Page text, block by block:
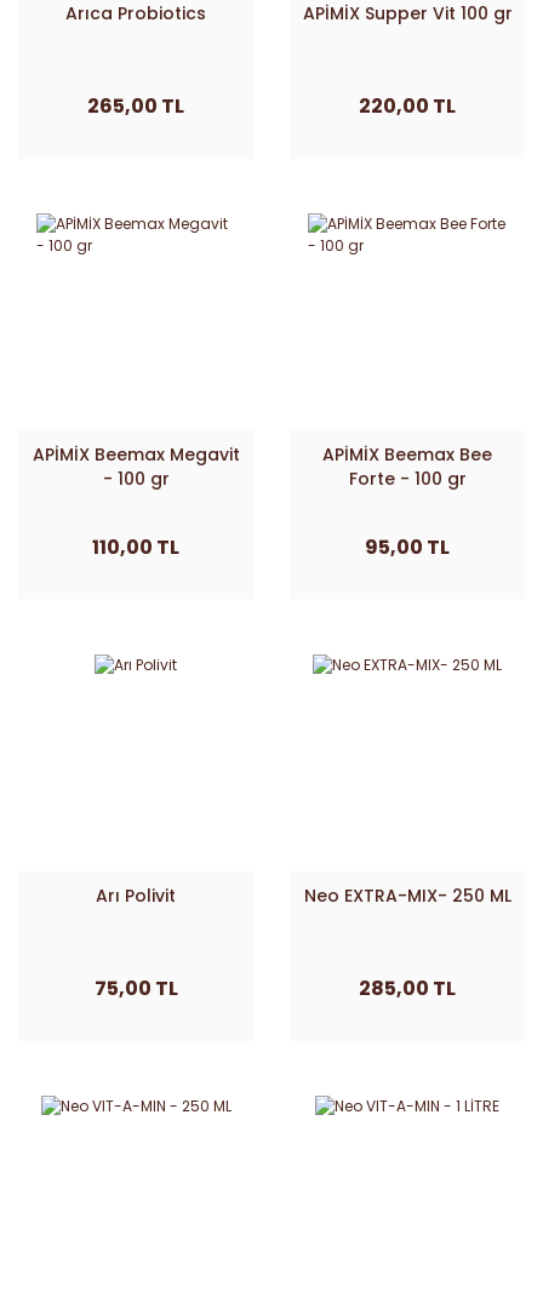
Arıca Probiotics
265,00 TL
APİMİX Supper Vit 100 gr
220,00 TL
APİMİX Beemax Megavit
- 100 gr
110,00 TL
APİMİX Beemax Bee
Forte - 100 gr
95,00 TL
Arı Polivit
75,00 TL
Neo EXTRA-MIX- 250 ML
285,00 TL